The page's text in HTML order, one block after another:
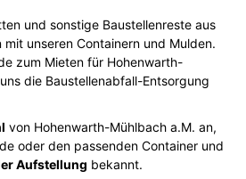
und sonstige Baustellenreste aus
unseren Containern und Mulden.
zum Mieten für Hohenwarth-
die Baustellenabfall-Entsorgung
von Hohenwarth-Mühlbach a.M. an,
oder den passenden Container und
Aufstellung bekannt.